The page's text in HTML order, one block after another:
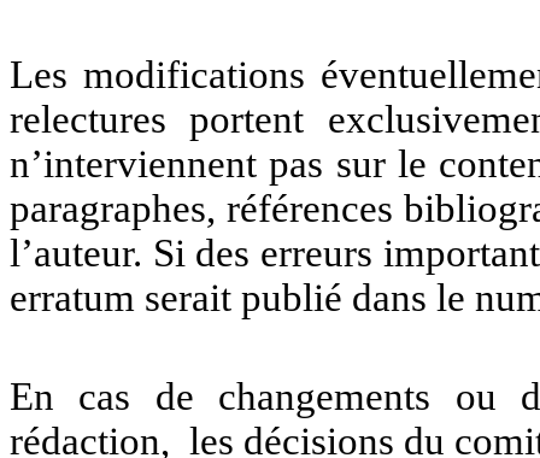
Les modifications
relectures portent
n’interviennent pas sur le
paragraphes, références
l’auteur. Si des erreurs
erratum serait publié dans le
En cas de changements ou
rédaction, les décisions du